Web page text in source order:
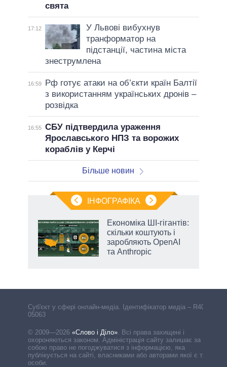
свята
17:12
У Львові вибухнув
транформатор на
підстанції, частина міста
знеструмлена
16:59
Рф готує атаки на об’єкти країн Балтії
з використанням українських дронів –
розвідка
16:55 СБУ підтвердила ураження
Ярославського НПЗ та ворожих
кораблів у Керчі
Більше новин
ІНФОГРАФІКА
Економіка ШІ-гігантів:
скільки коштують і
заробляють OpenAI
та Anthropic
Cуб'єкт у сфері онлайн-медіа. Ідентифікатор медіа – R40-
05063
© 2009—2026 «Слово і Діло» Всі права захищені і
охороняються законом. Адміністрація сайту залишає за
собою право не погоджуватися з інформацією, яка
публікується на сайті, власниками або авторами якої є треті
особи.